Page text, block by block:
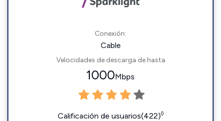
Conexión:
Cable
Velocidades de descarga de hasta
1000Mbps
Calificación de usuarios(422)◊